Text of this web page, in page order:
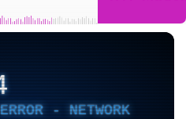
- NETWORK